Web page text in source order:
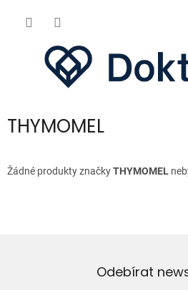
THYMOMEL
Žádné produkty značkyTHYMOMEL
Odebírat